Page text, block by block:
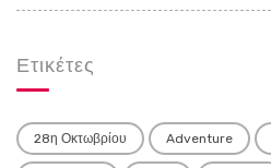
Ετικέτες
28η Οκτωβρίου Adventure